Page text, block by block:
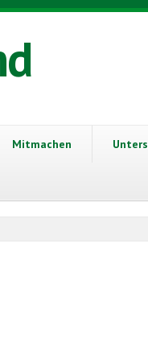
Mitmachen